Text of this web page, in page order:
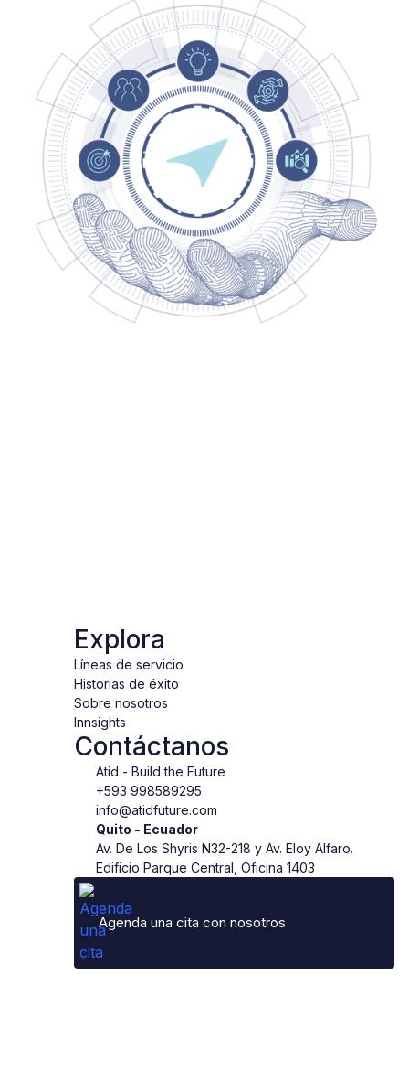
Explora
Líneas de servicio
Historias de éxito
Sobre nosotros
Innsights
Contáctanos
Atid - Build the Future
+593 998589295
info@atidfuture.com
‍Quito - Ecuador‍
Av. De Los Shyris N32-218 y Av. Eloy Alfaro.
Edificio Parque Central, Oficina 1403
Agenda una cita con nosotros